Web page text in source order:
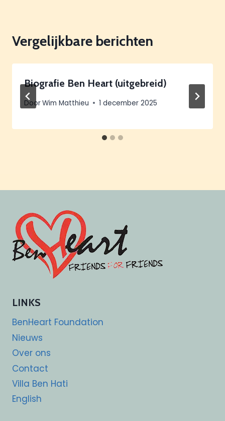
navigatie
Vergelijkbare berichten
Biografie Ben Heart (uitgebreid)
DoorWim Matthieu 1 december 2025
LINKS
BenHeart Foundation
Nieuws
Over ons
Contact
Villa Ben Hati
English